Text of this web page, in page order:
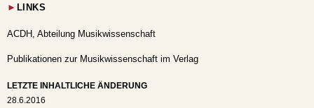
► LINKS
ACDH, Abteilung Musikwissenschaft
Publikationen zur Musikwissenschaft im Verlag
LETZTE INHALTLICHE ÄNDERUNG
28.6.2016